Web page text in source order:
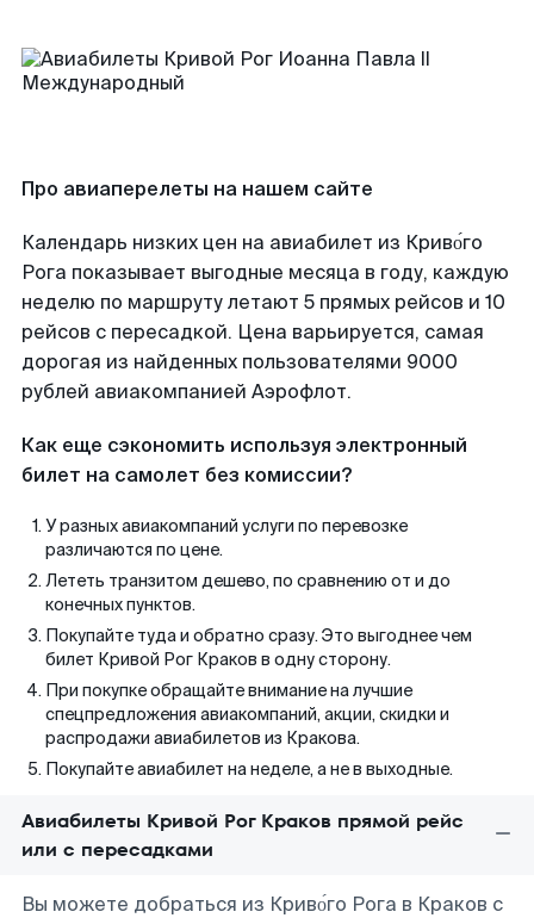
Про авиаперелеты на нашем сайте
Календарь низких цен на авиабилет из Криво́го
Рога показывает выгодные месяца в году, каждую
неделю по маршруту летают 5 прямых рейсов и 10
рейсов с пересадкой. Цена варьируется, самая
дорогая из найденных пользователями 9000
рублей авиакомпанией Аэрофлот.
Как еще сэкономить используя электронный
билет на самолет без комиссии?
У разных авиакомпаний услуги по перевозке
различаются по цене.
Лететь транзитом дешево, по сравнению от и до
конечных пунктов.
Покупайте туда и обратно сразу. Это выгоднее чем
билет Кривой Рог Краков в одну сторону.
При покупке обращайте внимание на лучшие
спецпредложения авиакомпаний, акции, скидки и
распродажи авиабилетов из Кракова.
Покупайте авиабилет на неделе, а не в выходные.
Авиабилеты Кривой Рог Краков прямой рейс
или с пересадками
Вы можете добраться из Криво́го Рога в Краков с